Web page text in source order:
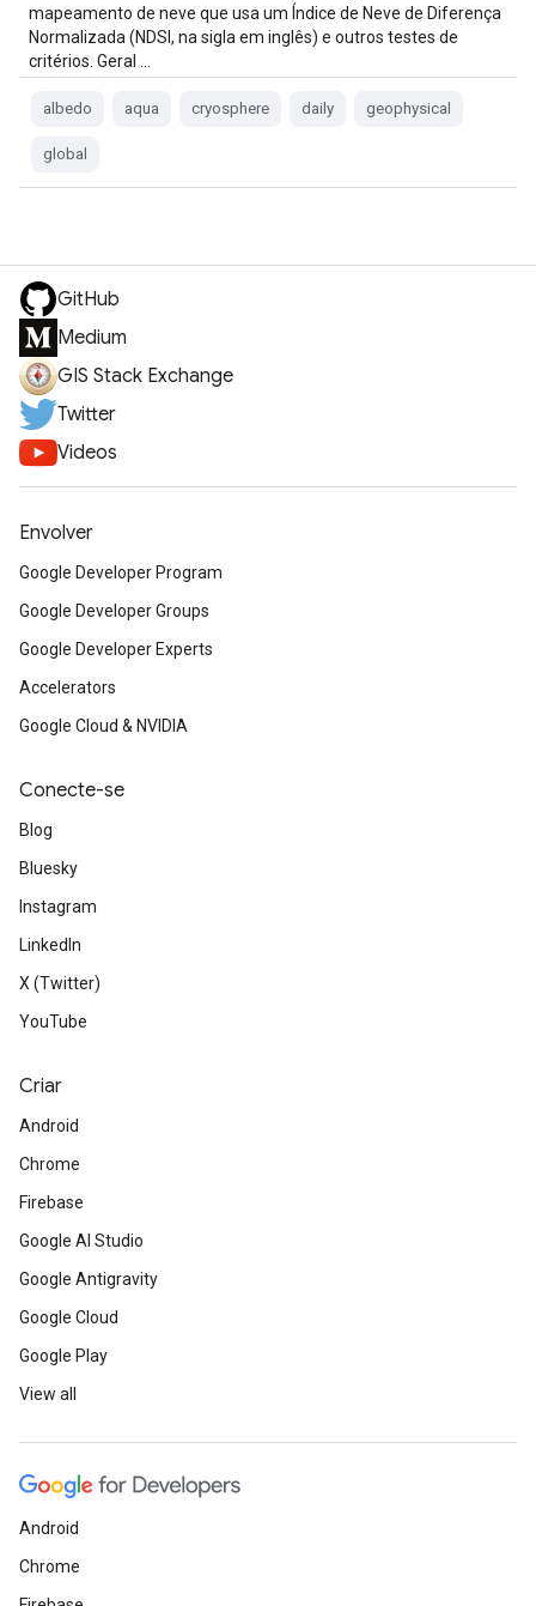
mapeamento de neve que usa um Índice de Neve de Diferença
Normalizada (NDSI, na sigla em inglês) e outros testes de
critérios. Geral …
albedo aqua cryosphere daily geophysical
global
GitHub
Medium
GIS Stack Exchange
Twitter
Videos
Envolver
Google Developer Program
Google Developer Groups
Google Developer Experts
Accelerators
Google Cloud & NVIDIA
Conecte-se
Blog
Bluesky
Instagram
LinkedIn
X (Twitter)
YouTube
Criar
Android
Chrome
Firebase
Google AI Studio
Google Antigravity
Google Cloud
Google Play
View all
Android
Chrome